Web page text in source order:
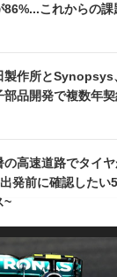
86%...これからの課
製作所とSynopsys
部品開発で複数年
の高速道路でタイ
発前に確認した
~